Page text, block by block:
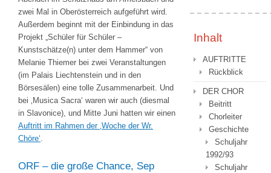
zwei Mal in Oberösterreich aufgeführt wird.
Außerdem beginnt mit der Einbindung in das
Projekt „Schüler für Schüler –
Kunstschätze(n) unter dem Hammer“ von
Melanie Thiemer bei zwei Veranstaltungen
(im Palais Liechtenstein und in den
Börsesälen) eine tolle Zusammenarbeit. Und
bei ‚Musica Sacra‘ waren wir auch (diesmal
in Slavonice), und Mitte Juni hatten wir einen
Auftritt im Rahmen der ‚Woche der Wr.
Chöre‘.
ORF – die große Chance, Sep
Inhalt
AUFTRITTE
Rückblick
DER CHOR
Beitritt
Chorleiter
Geschichte
Schuljahr
1992/93
Schuljahr